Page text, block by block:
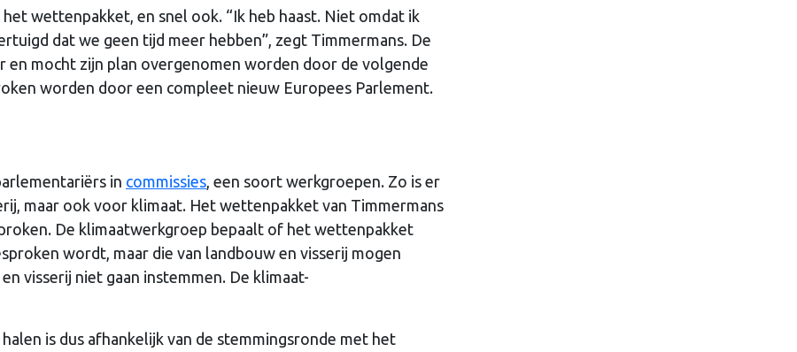
wettenpakket, en snel ook. “Ik heb haast. Niet omdat ik
dat we geen tijd meer hebben”, zegt Timmermans. De
en mocht zijn plan overgenomen worden door de volgende
worden door een compleet nieuw Europees Parlement.
in commissies , een soort werkgroepen. Zo is er
maar ook voor klimaat. Het wettenpakket van Timmermans
De klimaatwerkgroep bepaalt of het wettenpakket
wordt, maar die van landbouw en visserij mogen
visserij niet gaan instemmen. De klimaat-
is dus afhankelijk van de stemmingsronde met het